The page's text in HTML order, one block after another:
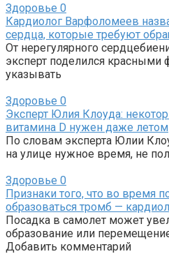
Здоровье 0
Кардиолог Варфоломеев
сердца, которые требуют
От нерегулярного
эксперт поделился
указывать
Здоровье 0
Эксперт Юлия Клоуда:
витамина D нужен даже летом
По словам эксперта Юлии
на улице нужное время, не
Здоровье 0
Признаки того, что во время
образоваться тромб —
Посадка в самолет может
образование или
Добавить комментарий